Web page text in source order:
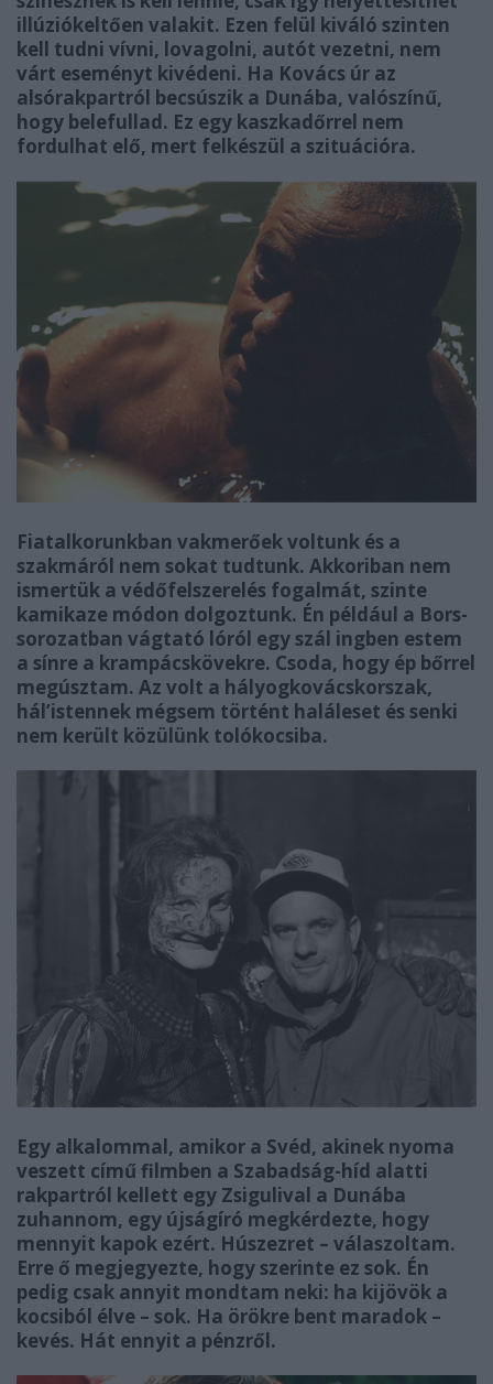
illúziókeltően valakit. Ezen felül kiváló szinten
kell tudni vívni, lovagolni, autót vezetni, nem
várt eseményt kivédeni. Ha Kovács úr az
alsórakpartról becsúszik a Dunába, valószínű,
hogy belefullad. Ez egy kaszkadőrrel nem
fordulhat elő, mert felkészül a szituációra.
Fiatalkorunkban vakmerőek voltunk és a
szakmáról nem sokat tudtunk. Akkoriban nem
ismertük a védőfelszerelés fogalmát, szinte
kamikaze módon dolgoztunk. Én például a Bors-
sorozatban vágtató lóról egy szál ingben estem
a sínre a krampácskövekre. Csoda, hogy ép bőrrel
megúsztam. Az volt a hályogkovácskorszak,
hál’istennek mégsem történt haláleset és senki
nem került közülünk tolókocsiba.
Egy alkalommal, amikor a Svéd, akinek nyoma
veszett című filmben a Szabadság-híd alatti
rakpartról kellett egy Zsigulival a Dunába
zuhannom, egy újságíró megkérdezte, hogy
mennyit kapok ezért. Húszezret – válaszoltam.
Erre ő megjegyezte, hogy szerinte ez sok. Én
pedig csak annyit mondtam neki: ha kijövök a
kocsiból élve – sok. Ha örökre bent maradok –
kevés. Hát ennyit a pénzről.